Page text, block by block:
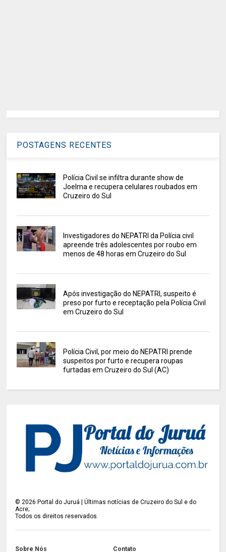
POSTAGENS RECENTES
Polícia Civil se infiltra durante show de
Joelma e recupera celulares roubados em
Cruzeiro do Sul
Investigadores do NEPATRI da Polícia civil
apreende três adolescentes por roubo em
menos de 48 horas em Cruzeiro do Sul
Após investigação do NEPATRI, suspeito é
preso por furto e receptação pela Polícia Civil
em Cruzeiro do Sul
Polícia Civil, por meio do NEPATRI prende
suspeitos por furto e recupera roupas
furtadas em Cruzeiro do Sul (AC)
© 2026 Portal do Juruá | Últimas notícias de Cruzeiro do Sul e do
Acre;
Todos os direitos reservados.
Sobre Nós Contato